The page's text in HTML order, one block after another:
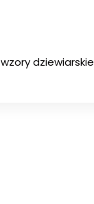
wzory dziewiarskie